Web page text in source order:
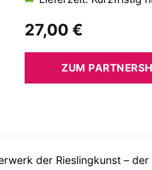
27,00 €
ZUM
der Rieslingkunst – der